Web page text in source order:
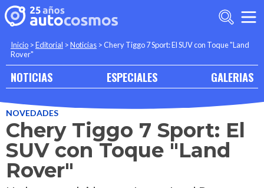
Inicio >Editorial >Noticias >Chery Tiggo 7 Sport: El SUV con Toque "Land
Rover"
NOTICIAS ESPECIALES GALERIAS
NOVEDADES
Chery Tiggo 7 Sport: El
SUV con Toque "Land
Rover"